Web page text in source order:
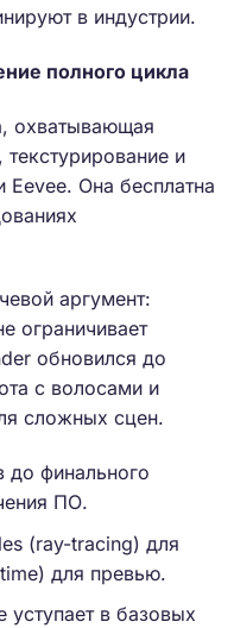
в индустрии.
полного цикла
охватывающая
и
Она бесплатна
аргумент:
ограничивает
обновился до
с волосами и
сложных сцен.
до финального
ПО.
(ray-tracing) для
для превью.
уступает в базовых